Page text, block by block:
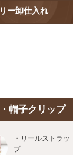
ー卸仕入れ
・帽子クリップ
・リールストラッ
プ